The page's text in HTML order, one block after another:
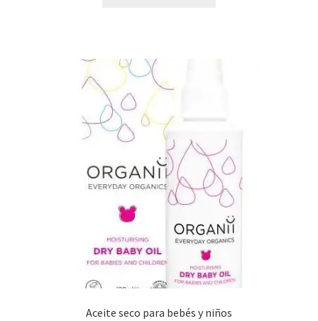
Aceite seco para bebés y niños